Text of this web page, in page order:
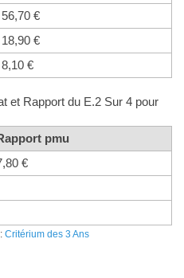
56,70 €
18,90 €
8,10 €
et Rapport du E.2 Sur 4 pour
pmu
€
Critérium des 3 Ans